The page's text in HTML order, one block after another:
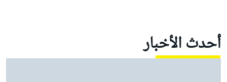
أحدث الأخبار